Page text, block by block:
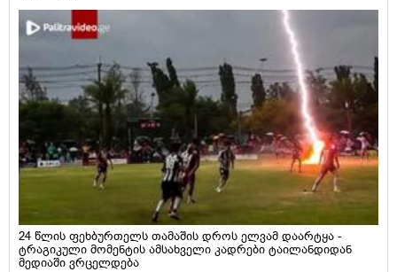
24 წლის ფეხბურთელს თამაშის დროს ელვამ დაარტყა -
ტრაგიკული მომენტის ამსახველი კადრები ტაილანდიდან
მედიაში ვრცელდება